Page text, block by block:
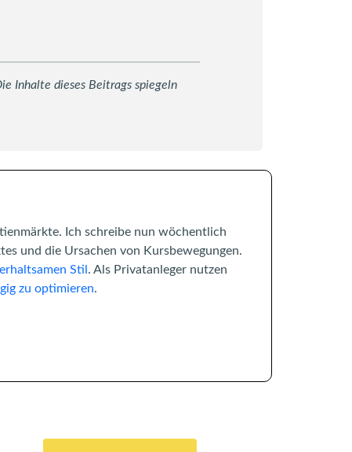
Inhalte dieses Beitrags spiegeln
Ich schreibe nun wöchentlich
und die Ursachen von Kursbewegungen.
Stil. Als Privatanleger nutzen
zu optimieren.